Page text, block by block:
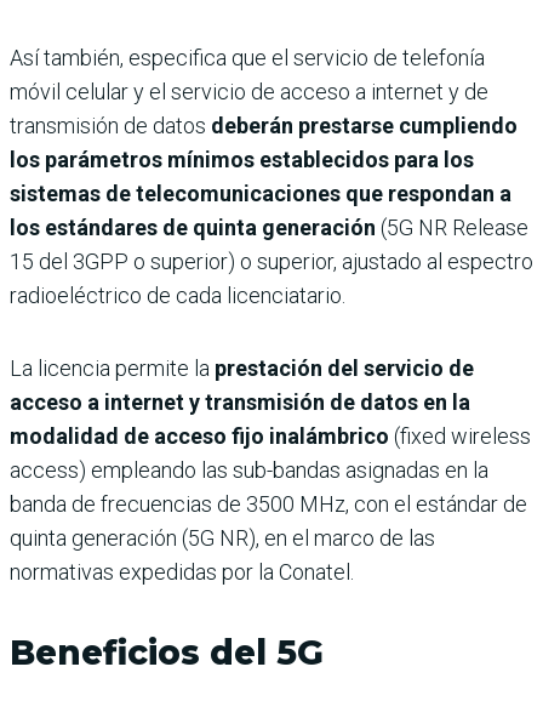
Así también, especifica que el servicio de telefonía
móvil celular y el servicio de acceso a internet y de
transmisión de datos deberán prestarse cumpliendo
los parámetros mínimos establecidos para los
sistemas de telecomunicaciones que respondan a
los estándares de quinta generación (5G NR Release
15 del 3GPP o superior) o superior, ajustado al espectro
radioeléctrico de cada licenciatario.
La licencia permite la prestación del servicio de
acceso a internet y transmisión de datos en la
modalidad de acceso fijo inalámbrico (fixed wireless
access) empleando las sub-bandas asignadas en la
banda de frecuencias de 3500 MHz, con el estándar de
quinta generación (5G NR), en el marco de las
normativas expedidas por la Conatel.
Beneficios del 5G